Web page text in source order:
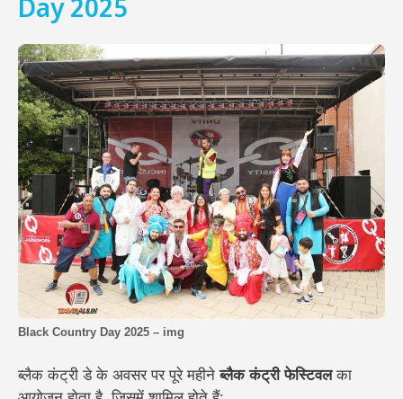
Day 2025
Black Country Day 2025 – img
ब्लैक कंट्री डे के अवसर पर पूरे महीनेब्लैक कंट्री फेस्टिवलका